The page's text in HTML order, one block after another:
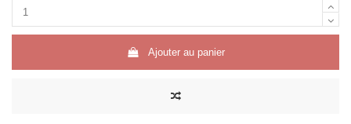
Ajouter au panier